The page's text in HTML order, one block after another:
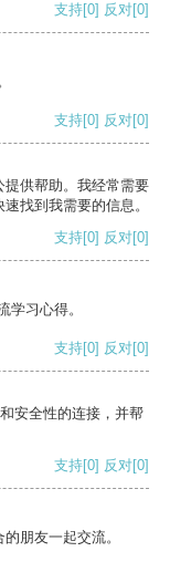
支持[0] 反对[0]
支持[0] 反对[0]
供帮助。我经常需要
找到我需要的信息。
支持[0] 反对[0]
学习心得。
支持[0] 反对[0]
安全性的连接，并帮
支持[0] 反对[0]
朋友一起交流。